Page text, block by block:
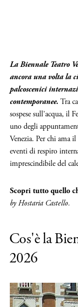
La Biennale Teatro
ancora una volta la
palcoscenici
contemporanee. Tra
sospese sull’acqua, il
uno degli
Venezia. Per chi ama
eventi di respiro
imprescindibile del
Scopri tutto quello
by Hostaria Castello.
Cos'è la
2026